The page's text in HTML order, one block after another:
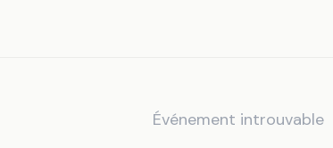
Événement introuvable